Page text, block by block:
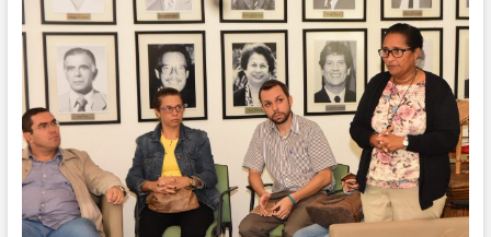
se
torna
oficialmente
prefeita
de
Ilhabela